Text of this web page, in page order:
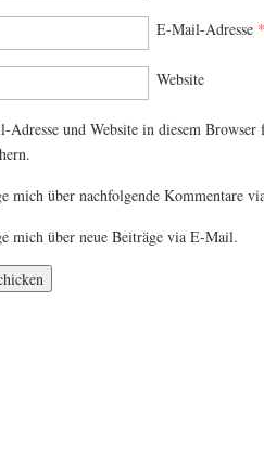
E-Mail-Adresse *
Website
Adresse und Website in diesem Browser
mich über nachfolgende Kommentare
mich über neue Beiträge via E-Mail.